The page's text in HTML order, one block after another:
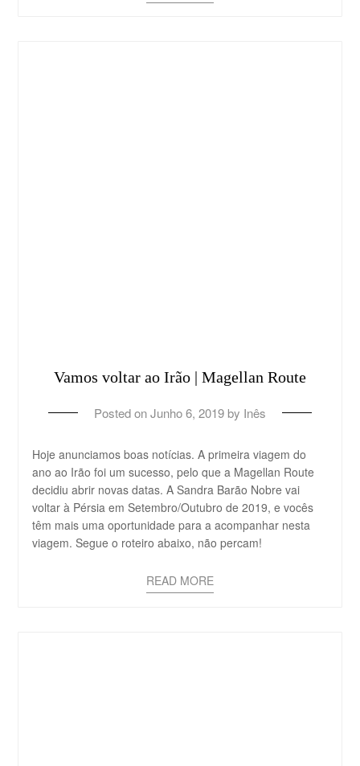
Vamos voltar ao Irão | Magellan Route
Posted onJunho 6, 2019 by Inês
Hoje anunciamos boas notícias. A primeira viagem do
ano ao Irão foi um sucesso, pelo que a Magellan Route
decidiu abrir novas datas. A Sandra Barão Nobre vai
voltar à Pérsia em Setembro/Outubro de 2019, e vocês
têm mais uma oportunidade para a acompanhar nesta
viagem. Segue o roteiro abaixo, não percam!
READ MORE